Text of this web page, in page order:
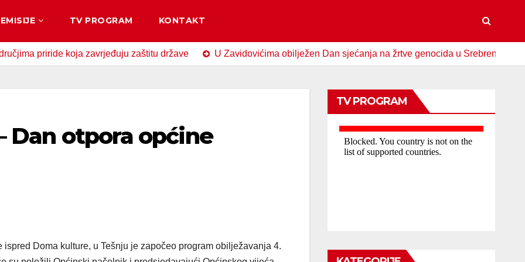
EMISIJE TV PROGRAM KONTAKT
koja zavrjeđuju zaštitu države U Zavidovićima obilježen Dan sjećanja na žrtve genocida u Srebrenici
Dan otpora općine
Doma kulture, u Tešnju je započeo program obilježavanja 4.
TV PROGRAM